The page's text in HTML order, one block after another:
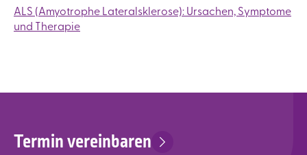
ALS (Amyotrophe Lateralsklerose): Ursachen, Symptome
und Therapie
Termin vereinbaren